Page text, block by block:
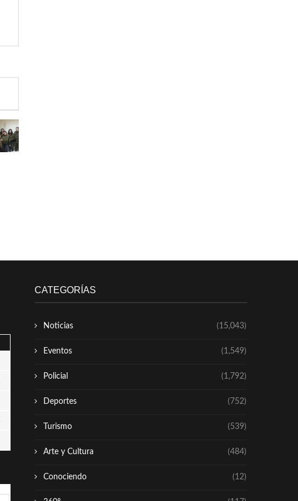
CATEGORÍAS
Noticias (15,043)
Eventos (1,549)
Policial (1,792)
Deportes (752)
Turismo (539)
Arte y Cultura (484)
Conociendo (12)